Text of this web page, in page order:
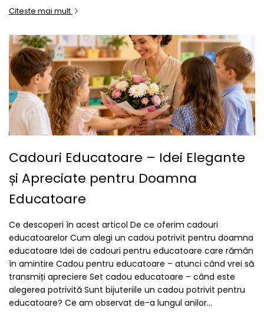
Citeste mai mult
Cadouri Educatoare – Idei Elegante
și Apreciate pentru Doamna
Educatoare
Ce descoperi în acest articol De ce oferim cadouri
educatoarelor Cum alegi un cadou potrivit pentru doamna
educatoare Idei de cadouri pentru educatoare care rămân
în amintire Cadou pentru educatoare – atunci când vrei să
transmiți apreciere Set cadou educatoare – când este
alegerea potrivită Sunt bijuteriile un cadou potrivit pentru
educatoare? Ce am observat de-a lungul anilor...